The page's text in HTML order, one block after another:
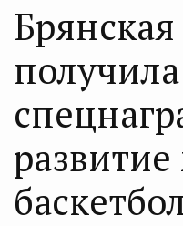
Брянская
получила